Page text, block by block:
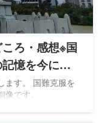
ころ・感想※国
憶を今に伝
ます。 国難克服を
です。